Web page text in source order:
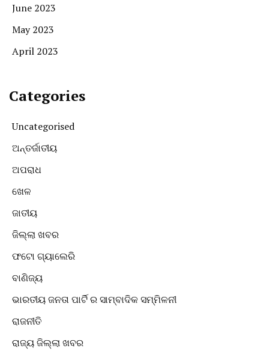
June 2023
May 2023
April 2023
Categories
Uncategorised
ଅନ୍ତର୍ଜାତୀୟ
ଅପରାଧ
ଖେଳ
ଜାତୀୟ
ଜିଲ୍ଲା ଖବର
ଫଟୋ ଗ୍ୟାଲେରି
ବାଣିଜ୍ୟ
ଭାରତୀୟ ଜନତା ପାର୍ଟି ର ସାମ୍ବାଦିକ ସମ୍ମିଳନୀ
ରାଜନୀତି
ରାଜ୍ୟ ଜିଲ୍ଲା ଖବର